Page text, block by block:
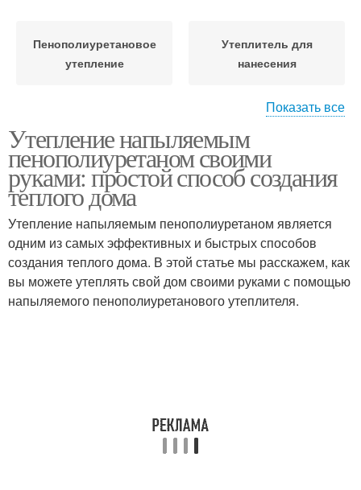
Пенополиуретановое
утепление
Утеплитель для
нанесения
Утеплитель на стены
Показать все
Утепление напыляемым
пенополиуретаном своими
руками: простой способ создания
теплого дома
Утепление напыляемым пенополиуретаном является
одним из самых эффективных и быстрых способов
создания теплого дома. В этой статье мы расскажем, как
вы можете утеплять свой дом своими руками с помощью
напыляемого пенополиуретанового утеплителя.